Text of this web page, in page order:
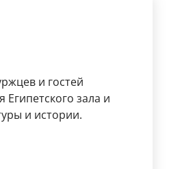
и гостей
зала и
и истории.